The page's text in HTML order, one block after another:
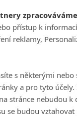
přístup k
reklamy,
s některými
a pro tyto
stránce nebudou k
se budou
let.
PGA Tour už
Stále je se k
na finále v
na hřiště Le Golf